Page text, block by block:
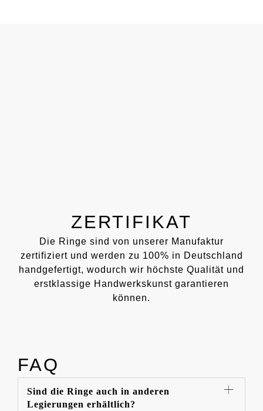
ZERTIFIKAT
Die Ringe sind von unserer Manufaktur
zertifiziert und werden zu 100% in Deutschland
handgefertigt, wodurch wir höchste Qualität und
erstklassige Handwerkskunst garantieren
können.
FAQ
Sind die Ringe auch in anderen
Legierungen erhältlich?